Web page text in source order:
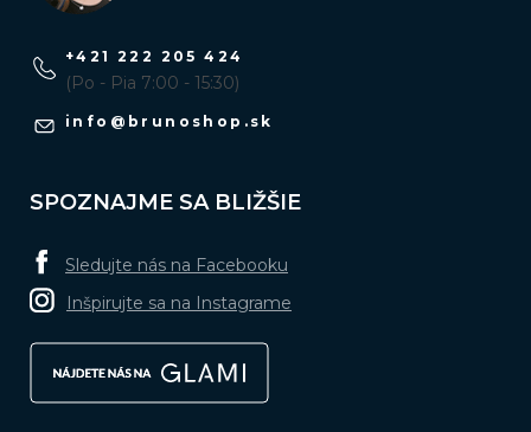
info @ brunoshop.sk
+421 222 205 424
(Po - Pia 7:00 - 15:30)
SPOZNAJME SA BLIŽŠIE
Sledujte nás na Facebooku
Inšpirujte sa na Instagrame